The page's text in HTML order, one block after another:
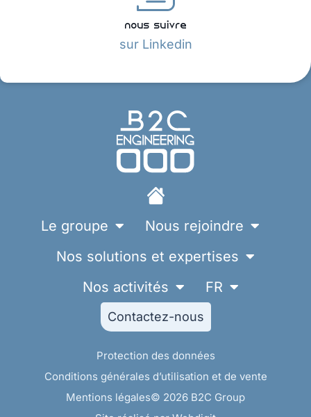
nous suivre
sur Linkedin
Le groupe
Nous rejoindre
Nos solutions et expertises
Nos activités
FR
Contactez-nous
Protection des données
Conditions générales d’utilisation et de vente
Mentions légales© 2026 B2C Group